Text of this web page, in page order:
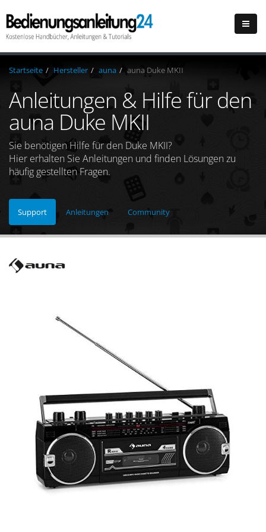
Startseite Hersteller auna auna Duke MKII
Anleitungen & Hilfe für den
auna Duke MKII
Sie benötigen Hilfe für den Duke MKII?
Hier erhalten Sie Anleitungen und finden Lösungen zu
häufig gestellten Fragen.
Support Anleitungen Community